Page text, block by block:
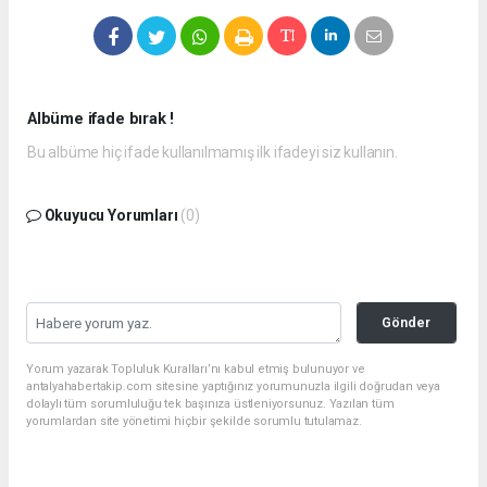
Albüme ifade bırak !
Bu albüme hiç ifade kullanılmamış ilk ifadeyi siz kullanın.
Okuyucu Yorumları (0)
Gönder
Yorum yazarak Topluluk Kuralları’nı kabul etmiş bulunuyor ve
antalyahabertakip.com sitesine yaptığınız yorumunuzla ilgili doğrudan veya
dolaylı tüm sorumluluğu tek başınıza üstleniyorsunuz. Yazılan tüm
yorumlardan site yönetimi hiçbir şekilde sorumlu tutulamaz.